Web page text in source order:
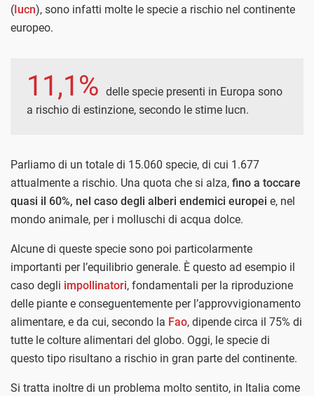
(Iucn), sono infatti molte le specie a rischio nel continente
europeo.
11,1% delle specie presenti in Europa sono
a rischio di estinzione, secondo le stime Iucn.
Parliamo di un totale di 15.060 specie, di cui 1.677
attualmente a rischio. Una quota che si alza, fino a toccare
quasi il 60%, nel caso degli alberi endemici europei e, nel
mondo animale, per i molluschi di acqua dolce.
Alcune di queste specie sono poi particolarmente
importanti per l’equilibrio generale. È questo ad esempio il
caso degli impollinatori, fondamentali per la riproduzione
delle piante e conseguentemente per l’approvvigionamento
alimentare, e da cui, secondo la Fao, dipende circa il 75% di
tutte le colture alimentari del globo. Oggi, le specie di
questo tipo risultano a rischio in gran parte del continente.
Si tratta inoltre di un problema molto sentito, in Italia come